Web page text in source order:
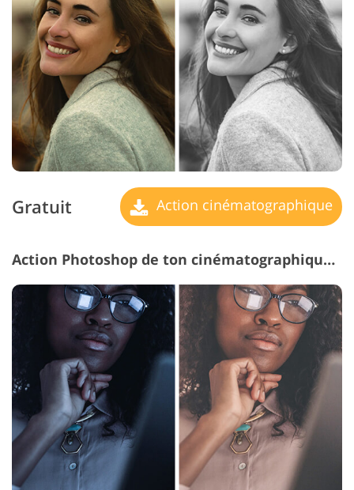
Gratuit Action cinématographique
Action Photoshop de ton cinématographique # 14 "Chocolate"